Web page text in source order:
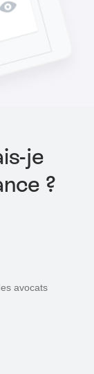
je
?
avocats